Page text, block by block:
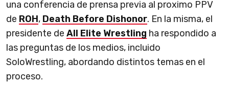
una conferencia de prensa previa al proximo PPV
de ROH, Death Before Dishonor. En la misma, el
presidente de All Elite Wrestling ha respondido a
las preguntas de los medios, incluido
SoloWrestling, abordando distintos temas en el
proceso.